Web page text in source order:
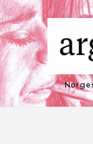
Skip to content